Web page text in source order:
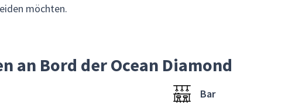
möchten.
an Bord der Ocean Diamond
Bar